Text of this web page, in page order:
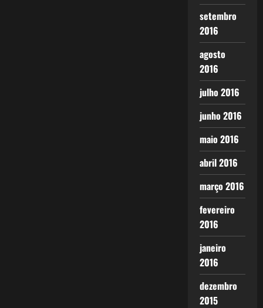
setembro
2016
agosto
2016
julho 2016
junho 2016
maio 2016
abril 2016
março 2016
fevereiro
2016
janeiro
2016
dezembro
2015